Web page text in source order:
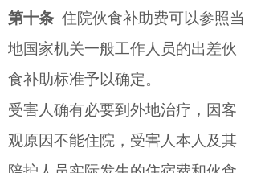
第十条 住院伙食补助费可以参照当
地国家机关一般工作人员的出差伙
食补助标准予以确定。
受害人确有必要到外地治疗，因客
观原因不能住院，受害人本人及其